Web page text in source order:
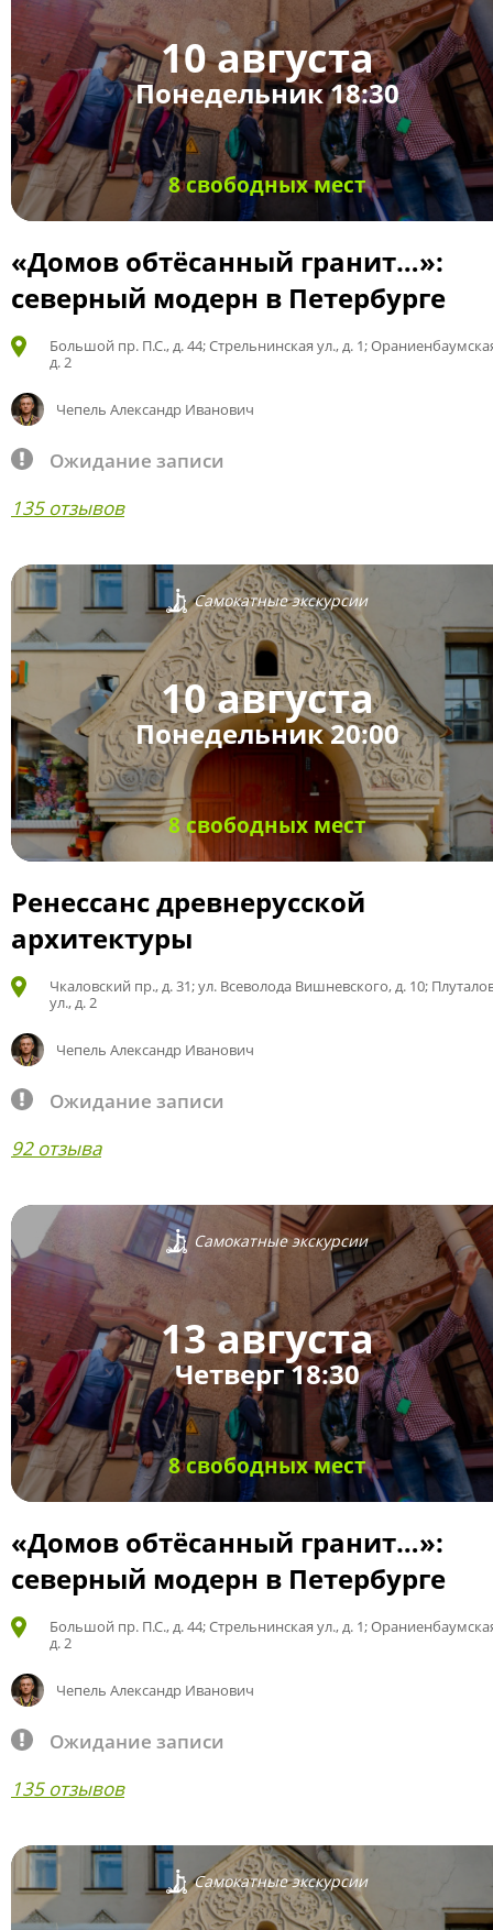
10 августа
Понедельник 18:30
8 свободных мест
«Домов обтёсанный гранит…»:
северный модерн в Петербурге
Большой пр. П.С., д. 44; Стрельнинская ул., д. 1;
д. 2
Чепель Александр Иванович
Ожидание записи
135 отзывов
Самокатные экскурсии
10 августа
Понедельник 20:00
8 свободных мест
Ренессанс древнерусской
архитектуры
Чкаловский пр., д. 31; ул. Всеволода Вишневского, д. 10;
ул., д. 2
Чепель Александр Иванович
Ожидание записи
92 отзыва
Самокатные экскурсии
13 августа
Четверг 18:30
8 свободных мест
«Домов обтёсанный гранит…»:
северный модерн в Петербурге
Большой пр. П.С., д. 44; Стрельнинская ул., д. 1;
д. 2
Чепель Александр Иванович
Ожидание записи
135 отзывов
Самокатные экскурсии